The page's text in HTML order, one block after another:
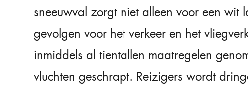
sneeuwval zorgt niet alleen voor een wit
gevolgen voor het verkeer en het
inmiddels al tientallen maatregelen
vluchten geschrapt. Reizigers wordt